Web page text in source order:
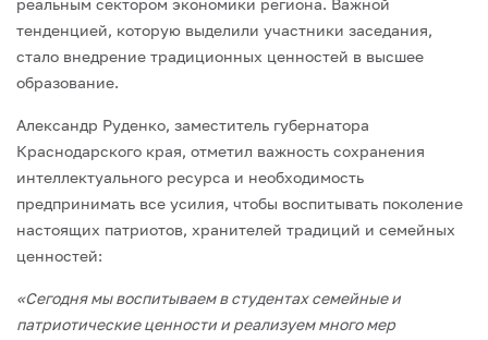
реальным сектором экономики региона. Важной
тенденцией, которую выделили участники заседания,
стало внедрение традиционных ценностей в высшее
образование.
Александр Руденко, заместитель губернатора
Краснодарского края, отметил важность сохранения
интеллектуального ресурса и необходимость
предпринимать все усилия, чтобы воспитывать поколение
настоящих патриотов, хранителей традиций и семейных
ценностей:
«Сегодня мы воспитываем в студентах семейные и
патриотические ценности и реализуем много мер